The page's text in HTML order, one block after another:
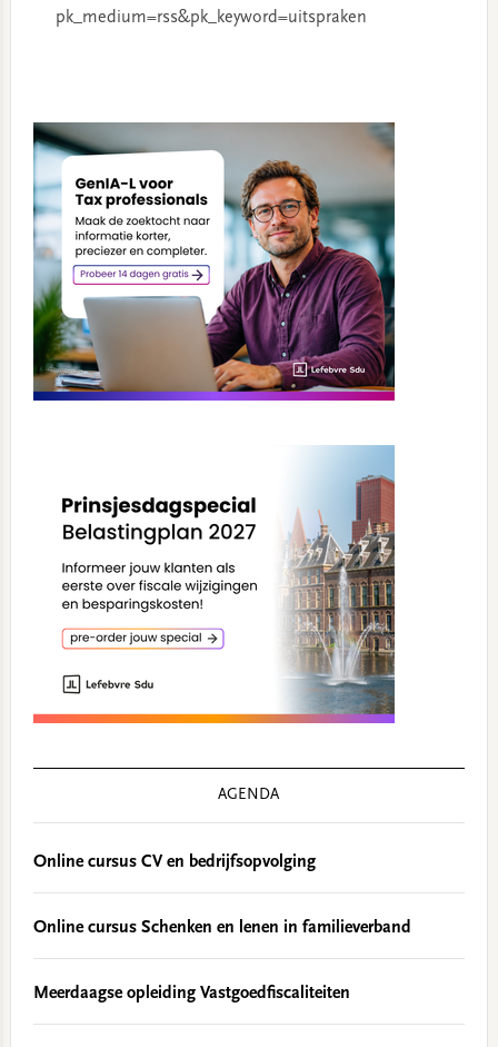
pk_medium=rss&pk_keyword=uitspraken
Sidebar
AGENDA
Online cursus CV en bedrijfsopvolging
Online cursus Schenken en lenen in familieverband
Meerdaagse opleiding Vastgoedfiscaliteiten